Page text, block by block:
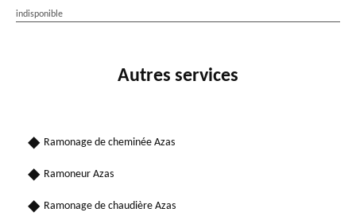
indisponible
Autres services
Ramonage de cheminée Azas
Ramoneur Azas
Ramonage de chaudière Azas